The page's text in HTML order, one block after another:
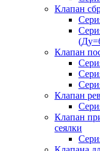
Клапан
Клапан
Клапан
Клапан
сеялки